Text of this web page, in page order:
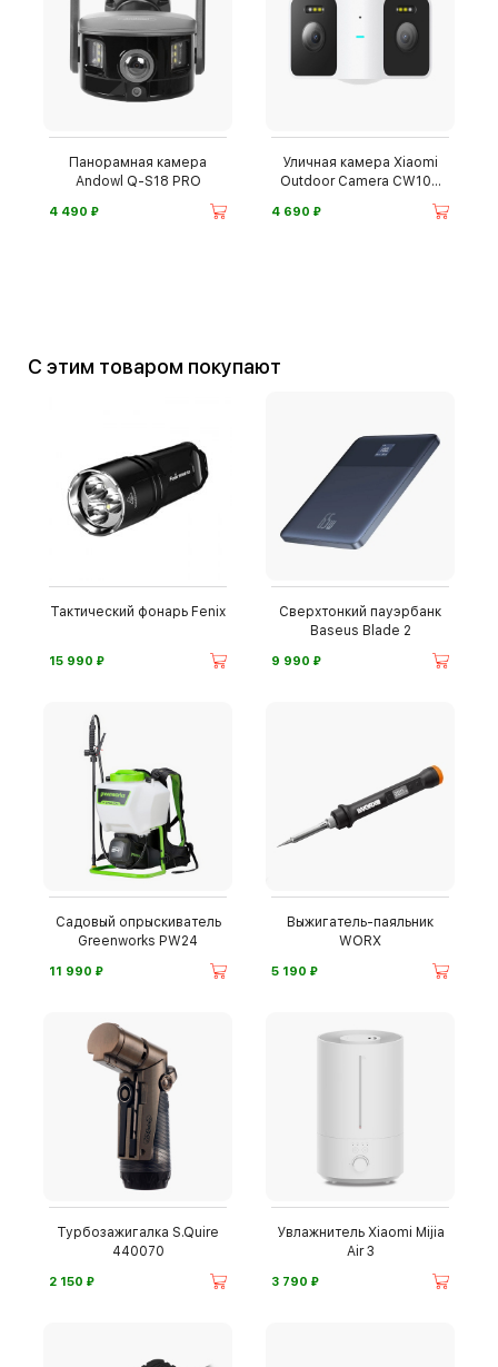
Панорамная камера
Andowl Q-S18 PRO
4 490 ⃏
Уличная камера Xiaomi
Outdoor Camera CW100
4 690 ⃏
С этим товаром покупают
Тактический фонарь Fenix
15 990 ⃏
Сверхтонкий пауэрбанк
Baseus Blade 2
9 990 ⃏
Садовый опрыскиватель
Greenworks PW24
11 990 ⃏
Выжигатель-паяльник
WORX
5 190 ⃏
Турбозажигалка S.Quire
440070
2 150 ⃏
Увлажнитель Xiaomi Mijia
Air 3
3 790 ⃏